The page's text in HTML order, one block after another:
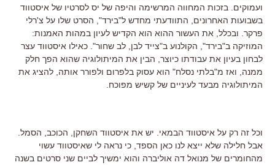
ועמוקים. בזכות המחווה המרשימה והיפה של יס לסרטיו של איסטווד
בשבועות האחרונים, התוודעתי מחדש ל"בירד", הסרט שלו על צ'רלי
פרקר. ובכלל, את העשור ההוא הוא הקדיש לעיון במהות האמנות:
המוזיקה ב"בירד", הקולנוע ב"צייד לבן, לב שחור". כאילו איסטווד עצר
לבחון בעיון את עבודתו כיוצר, הבין את המיתולוגיה שהוא הפך חלק
ממנה, ואז מ"בלתי נסלח" הוא עסוק בלפרום ולפורר אותה, להציג את
המיתולוגיה מבעד לעיניים של קשיש מפוכח.
וכל זה רק על איסטווד הבמאי. יש את איסטווד השחקן, הכוכב, הסמל.
אבל חלילה שלא ייצא לנו כאן הספד, כי נראה לי שאיסטווד עשוי
מהחומרים של מנואל דה אוליברה והוא ימשיך לביים שני סרטים בשנה